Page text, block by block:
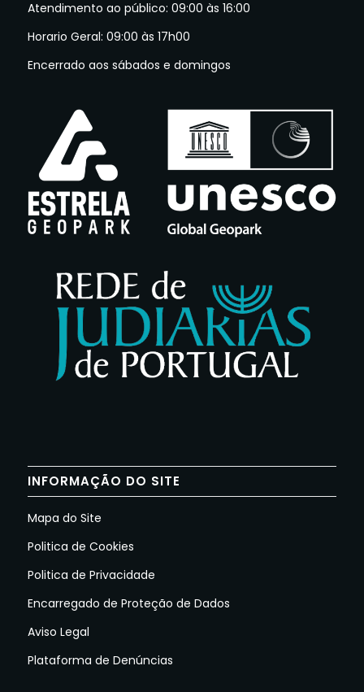
Atendimento ao público: 09:00 às 16:00
Horario Geral: 09:00 às 17h00
Encerrado aos sábados e domingos
INFORMAÇÃO DO SITE
Mapa do Site
Politica de Cookies
Politica de Privacidade
Encarregado de Proteção de Dados
Aviso Legal
Plataforma de Denúncias